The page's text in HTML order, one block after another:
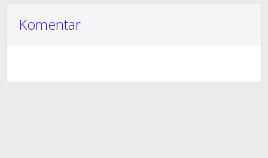
Komentar